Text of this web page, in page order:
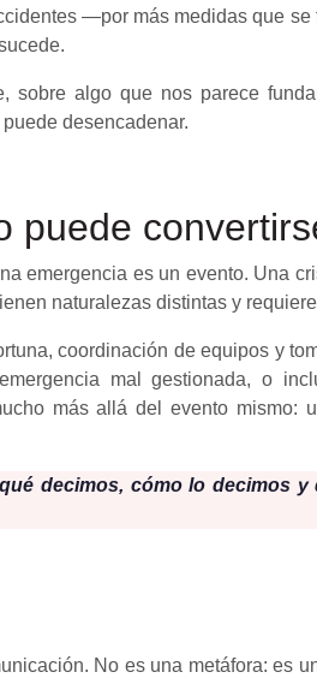
—por más medidas que
sobre algo que nos parece
desencadenar.
puede
emergencia es un evento. Una
naturalezas distintas y
coordinación de equipos y
mal gestionada, o
más allá del evento mismo:
decimos, cómo lo decimos
No es una metáfora: es